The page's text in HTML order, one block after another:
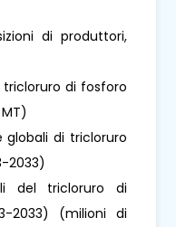
di produttori,
tricloruro di fosforo
globali di tricloruro
2033)
del tricloruro di
2033) (milioni di